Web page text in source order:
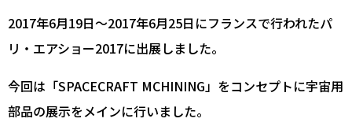
2017年6月19日〜2017年6月25日にフランスで行われたパ
リ・エアショー2017に出展しました。
今回は「SPACECRAFT MCHINING」をコンセプトに宇宙用
部品の展示をメインに行いました。